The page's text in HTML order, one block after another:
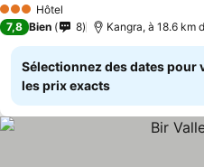
3 ÉtoilesHôtel
7,8 Bien 8 Kangra, à 18.6 km
Sélectionnez des dates pour
les prix exacts